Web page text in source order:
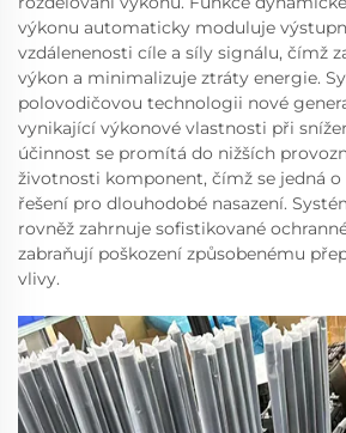
výkonu automaticky moduluje
vzdálenenosti cíle a síly signálu, čímž
výkon a minimalizuje ztráty energie.
polovodičovou technologii nové
vynikající výkonové vlastnosti při
účinnost se promítá do nižších
životnosti komponent, čímž se jedná
řešení pro dlouhodobé nasazení.
rovněž zahrnuje sofistikované
zabraňují poškození způsobenému
vlivy.